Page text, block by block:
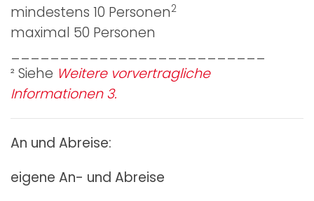
mindestens 10 Personen2
maximal 50 Personen
² Siehe Weitere vorvertragliche
Informationen 3.
An und Abreise:
eigene An- und Abreise